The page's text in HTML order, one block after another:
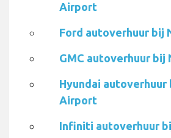
Airport
Ford autoverhuur bij
GMC autoverhuur
Hyundai autoverhuur
Airport
Infiniti autoverhuur